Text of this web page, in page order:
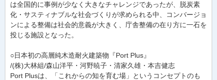
は全国的に事例が少なく大きなチャレンジであったが、脱炭素
化・サスティナブルな社会づくりが求められる中、コンバージョ
ンによる整備は社会的意義が大きく、庁舎整備の在り方に一石を
投じる施設となった。
○日本初の高層純木造耐火建築物『Port Plus』
/(株)大林組/森山洋平・河野暁子・清家久雄・本吉健志
Port Plusは、「これからの知を育む場」というコンセプトのも